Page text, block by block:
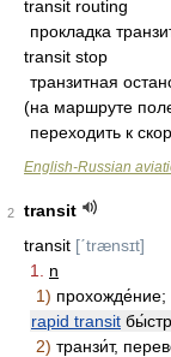
transit routing
прокладка
transit stop
транзитная
(на маршруте
переходить к
English-Russian
2
transit
transit [ˊtrænsɪt]
1.
n
1) прохожде́ние;
rapid transit
2) транзи́т,